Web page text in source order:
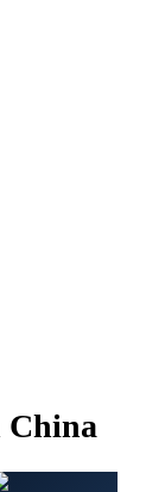
China